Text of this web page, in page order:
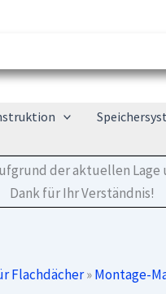
der aktuellen
Dank für Ihr Verständnis!
Flachdächer»Montage-